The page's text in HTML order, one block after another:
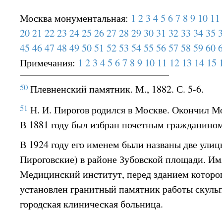
Москва монументальная: 1 2 3 4 5 6 7 8 9 10 11
20 21 22 23 24 25 26 27 28 29 30 31 32 33 34 35
45 46 47 48 49 50 51 52 53 54 55 56 57 58 59 60
Примечания: 1 2 3 4 5 6 7 8 9 10 11 12 13 14 15
50 Плевненский памятник. М., 1882. С. 5-6.
51 Н. И. Пирогов родился в Москве. Окончил
В 1881 году был избран почетным
В 1924 году его именем были названы две
Пироговские) в районе Зубовской площади.
Медицинский институт, перед зданием
установлен гранитный памятник работы
городская клиническая больница.